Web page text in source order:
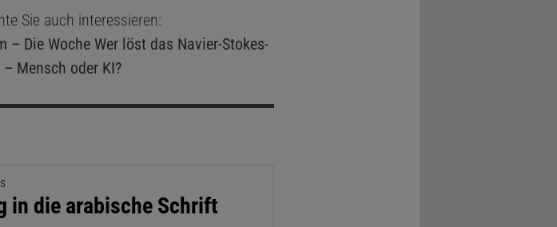
Sie auch interessieren:
– Die WocheWer löst das Navier-Stokes-
Mensch oder KI?
in die arabische Schrift